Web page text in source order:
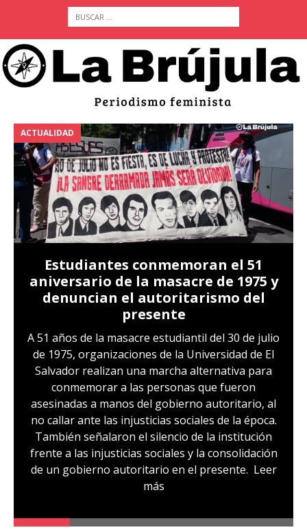
ACTUALIDAD
Estudiantes conmemoran el 51
aniversario de la masacre de 1975 y
denuncian el autoritarismo del
presente
A 51 años de la masacre estudiantil del 30 de julio
de 1975, organizaciones de la Universidad de El
Salvador realizan una marcha alternativa para
conmemorar a las personas que fueron
asesinadas a manos del gobierno autoritario, al
no callar ante las injusticias sociales de la época.
También señalaron el silencio de la institución
frente a las injusticias sociales y la consolidación
de un gobierno autoritario en el presente. Leer
más